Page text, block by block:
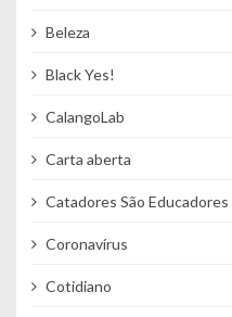
Beleza
Black Yes!
CalangoLab
Carta aberta
Catadores São Educadores
Coronavírus
Cotidiano